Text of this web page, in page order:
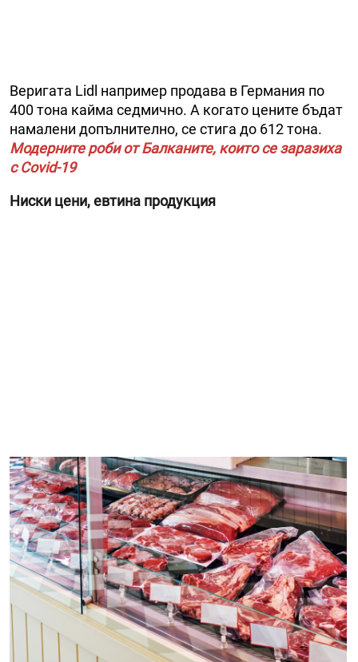
Веригата Lidl например продава в Германия по
400 тона кайма седмично. А когато цените бъдат
намалени допълнително, се стига до 612 тона.
Модерните роби от Балканите, които се заразиха
с Covid-19
Ниски цени, евтина продукция